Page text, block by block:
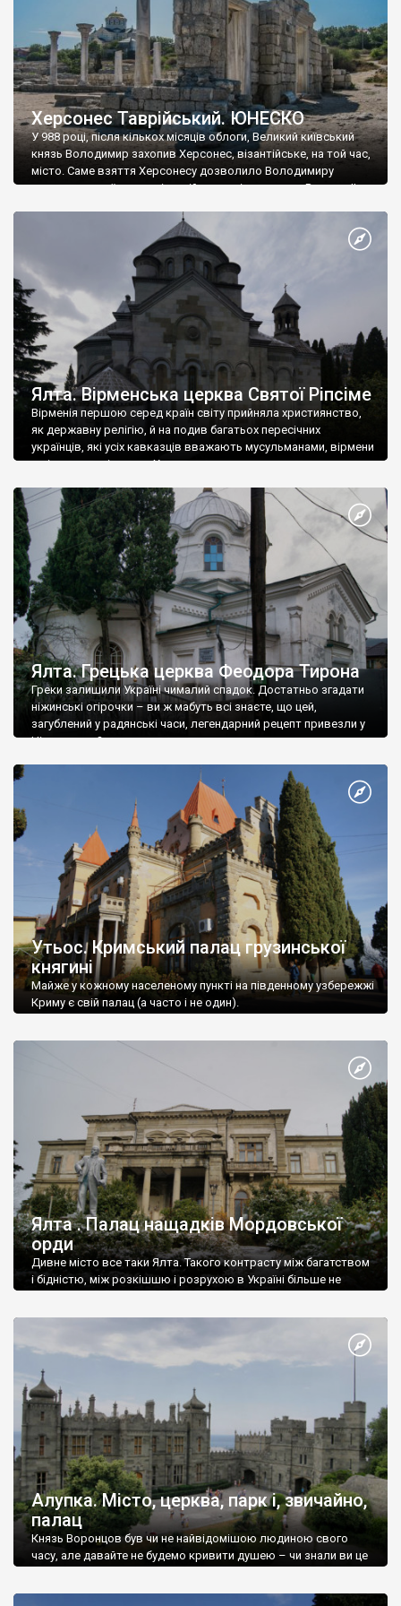
Херсонес Таврійський. ЮНЕСКО
У 988 році, після кількох місяців облоги, Великий київський
князь Володимир захопив Херсонес, візантійське, на той час,
місто. Саме взяття Херсонесу дозволило Володимиру
диктувати свої умови візантійському імператору Василю ІІ, та
Херсонесі Володимир-язичник, став Василем-християнином.
А потім було Хрещення Русі. На честь Херсонесу Таврійського
Ялта. Вірменська церква Святої Ріпсіме
Вірменія першою серед країн світу прийняла християнство,
як державну релігію, й на подив багатьох пересічних
українців, які усіх кавказців вважають мусульманами, вірмени
є відданими вірянами Христа
Ялта. Грецька церква Феодора Тирона
Греки залишили Україні чималий спадок. Достатньо згадати
ніжинські огірочки – ви ж мабуть всі знаєте, що цей,
загублений у радянські часи, легендарний рецепт привезли у
Ніжин греки?
Утьос. Кримський палац грузинської
княгині
Майже у кожному населеному пункті на південному узбережжі
Криму є свій палац (а часто і не один).
Ялта . Палац нащадків Мордовської
орди
Дивне місто все таки Ялта. Такого контрасту між багатством
і бідністю, між розкішшю і розрухою в Україні більше не
Алупка. Місто, церква, парк і, звичайно,
палац
Князь Воронцов був чи не найвідомішою людиною свого
часу, але давайте не будемо кривити душею – чи знали ви це